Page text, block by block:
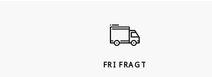
FRI FRAGT